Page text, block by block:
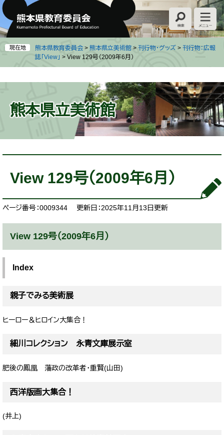
ペ
ー
ジ
の
先
で
メ
ニ
ュ
ー
を
ば
現在地 熊本県教育委員会 > 熊本県立美術館 > 刊行物・グッズ > 刊行物：広報
誌「View」 > View 129号（2009年6月）
熊本県立美術館
View 129号（2009年6月）
ページ番号：0009344 更新日：2025年11月13日更新
View 129号（2009年6月）
Index
親子でみる美術展
ヒーロー＆ヒロイン大集合！
細川コレクション 永青文庫展示室
肥後の鳳凰 藩政の改革者・重賢(山田)
西洋版画大集合！
(井上)